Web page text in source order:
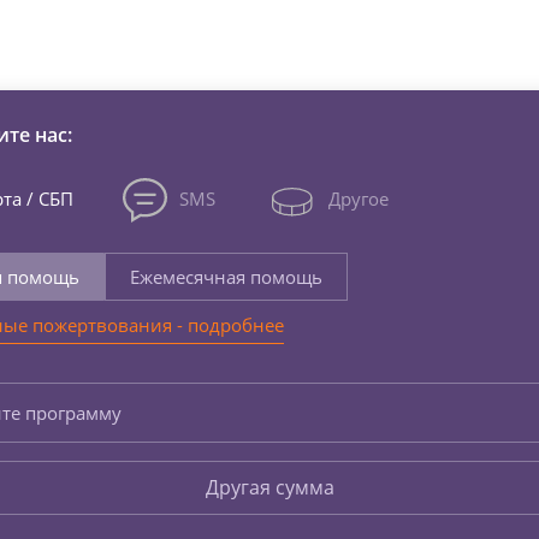
нас:
/ СБП SMS Другое
помощь
Ежемесячная помощь
пожертвования - подробнее
программу
Другая сумма